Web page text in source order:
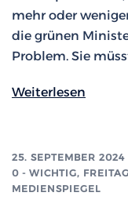
mehr oder
die grünen
Problem. Sie
Weiterlesen
25. SEPTEMBER 2024
0 - WICHTIG,
MEDIENSPIEGEL